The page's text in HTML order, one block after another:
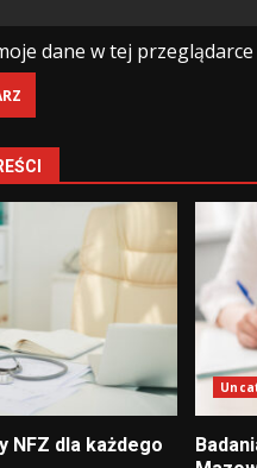
dane w tej
NFZ dla każdego